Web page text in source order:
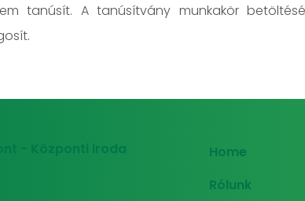
tanúsít. A tanúsítvány munkakör
Home
Rólunk